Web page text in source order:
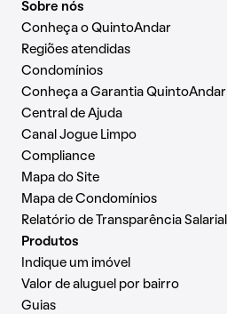
Sobre nós
Conheça o QuintoAndar
Regiões atendidas
Condomínios
Conheça a Garantia QuintoAndar
Central de Ajuda
Canal Jogue Limpo
Compliance
Mapa do Site
Mapa de Condomínios
Relatório de Transparência Salarial
Produtos
Indique um imóvel
Valor de aluguel por bairro
Guias